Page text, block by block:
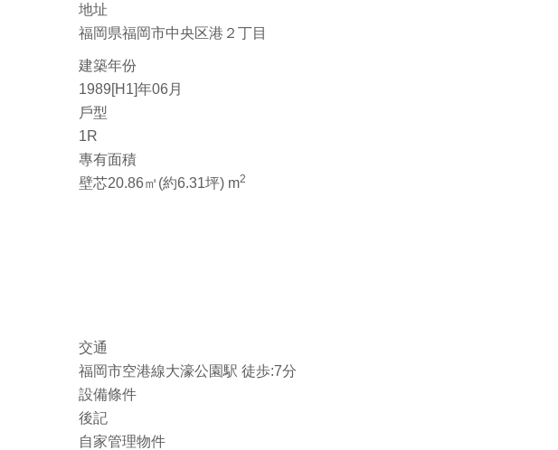
地址
福岡県福岡市中央区港２丁目
建築年份
1989[H1]年06月
戶型
1R
專有面積
壁芯20.86㎡(約6.31坪) m2
交通
福岡市空港線大濠公園駅 徒歩:7分
設備條件
後記
自家管理物件